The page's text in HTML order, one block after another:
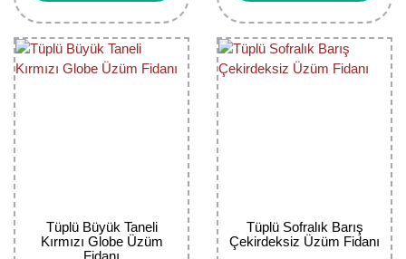
Tüplü Büyük Taneli
Kırmızı Globe Üzüm
Fidanı
Tüplü Sofralık Barış
Çekirdeksiz Üzüm Fidanı
Malta Eriği Fidanı
Mango Fidanı
Muz Fidanı